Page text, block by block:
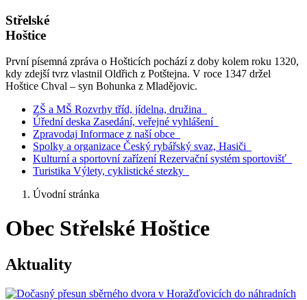
Střelské
Hoštice
První písemná zpráva o Hošticích pochází z doby kolem roku 1320,
kdy zdejší tvrz vlastnil Oldřich z Potštejna. V roce 1347 držel
Hoštice Chval – syn Bohunka z Mladějovic.
ZŠ a MŠ Rozvrhy tříd, jídelna, družina
Úřední deska Zasedání, veřejné vyhlášení
Zpravodaj Informace z naší obce
Spolky a organizace Český rybářský svaz, Hasiči
Kulturní a sportovní zařízení Rezervační systém sportovišť
Turistika Výlety, cyklistické stezky
Úvodní stránka
Obec Střelské Hoštice
Aktuality